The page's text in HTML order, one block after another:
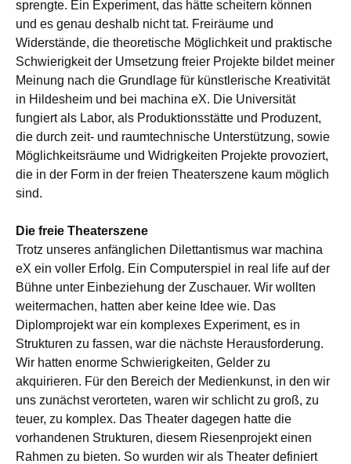
sprengte. Ein Experiment, das hätte scheitern können
und es genau deshalb nicht tat. Freiräume und
Widerstände, die theoretische Möglichkeit und praktische
Schwierigkeit der Umsetzung freier Projekte bildet meiner
Meinung nach die Grundlage für künstlerische Kreativität
in Hildesheim und bei machina eX. Die Universität
fungiert als Labor, als Produktionsstätte und Produzent,
die durch zeit- und raumtechnische Unterstützung, sowie
Möglichkeitsräume und Widrigkeiten Projekte provoziert,
die in der Form in der freien Theaterszene kaum möglich
sind.
Die freie Theaterszene
Trotz unseres anfänglichen Dilettantismus war machina
eX ein voller Erfolg. Ein Computerspiel in real life auf der
Bühne unter Einbeziehung der Zuschauer. Wir wollten
weitermachen, hatten aber keine Idee wie. Das
Diplomprojekt war ein komplexes Experiment, es in
Strukturen zu fassen, war die nächste Herausforderung.
Wir hatten enorme Schwierigkeiten, Gelder zu
akquirieren. Für den Bereich der Medienkunst, in den wir
uns zunächst verorteten, waren wir schlicht zu groß, zu
teuer, zu komplex. Das Theater dagegen hatte die
vorhandenen Strukturen, diesem Riesenprojekt einen
Rahmen zu bieten. So wurden wir als Theater definiert